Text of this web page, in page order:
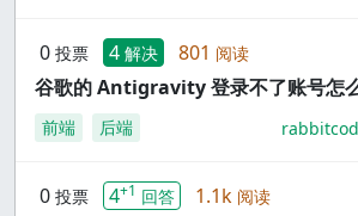
0 投票 4 解决 801 阅读
谷歌的 Antigravity 登录不了账号怎
前端 后端
0 投票 4+1 回答 1.1k 阅读